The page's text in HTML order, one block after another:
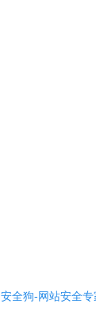
安全狗-网站安全专